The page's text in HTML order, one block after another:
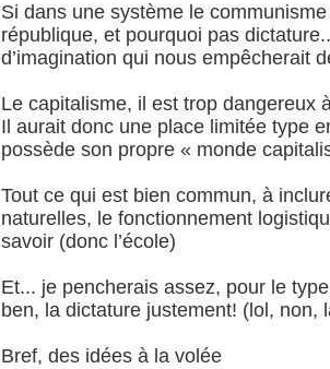
Si dans une système le
république, et pourquoi pas
d’imagination qui nous empêcherait
Le capitalisme, il est trop dangereux
Il aurait donc une place limitée type
possède son propre « monde
Tout ce qui est bien commun, à
naturelles, le fonctionnement
savoir (donc l’école)
Et... je pencherais assez, pour le
ben, la dictature justement! (lol, non,
Bref, des idées à la volée